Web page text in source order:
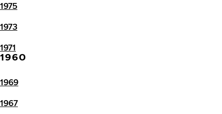
1975
1973
1971
1960
1969
1967